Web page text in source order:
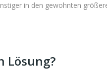
in den gewohnten
Lösung?